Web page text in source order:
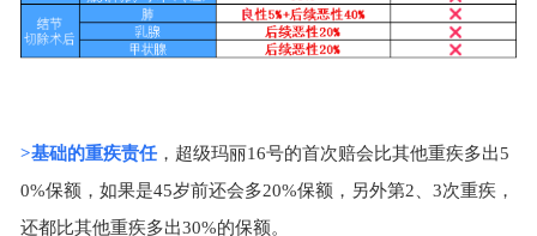
>基础的重疾责任，超级玛丽16号的首次赔会比其他重疾多出5
0%保额，如果是45岁前还会多20%保额，另外第2 3次重疾，
还都比其他重疾多出30%的保额。